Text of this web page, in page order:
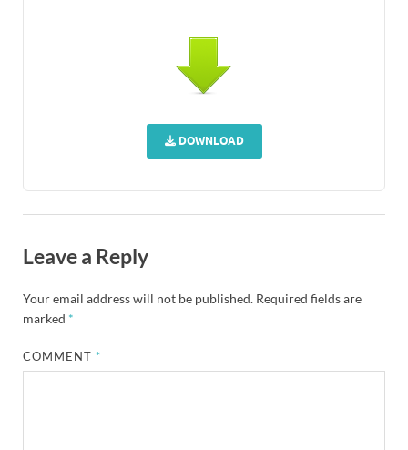
DOWNLOAD
Leave a Reply
Your email address will not be published. Required fields are
marked *
COMMENT*